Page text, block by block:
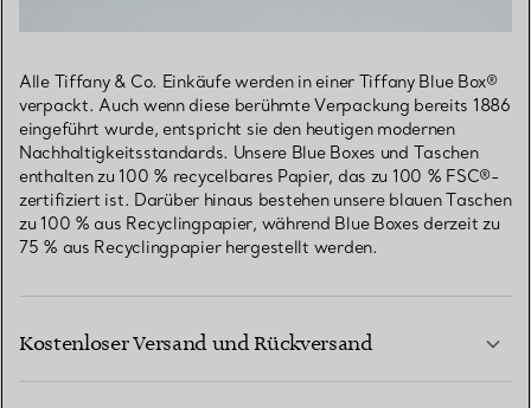
Alle Tiffany & Co. Einkäufe werden in einer Tiffany Blue Box®
verpackt. Auch wenn diese berühmte Verpackung bereits 1886
eingeführt wurde, entspricht sie den heutigen modernen
Nachhaltigkeitsstandards. Unsere Blue Boxes und Taschen
enthalten zu 100 % recycelbares Papier, das zu 100 % FSC®-
zertifiziert ist. Darüber hinaus bestehen unsere blauen Taschen
zu 100 % aus Recyclingpapier, während Blue Boxes derzeit zu
75 % aus Recyclingpapier hergestellt werden.
Kostenloser Versand und Rückversand